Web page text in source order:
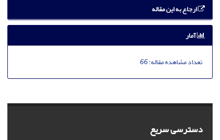
ارجاع به این مقاله
آمار
تعداد مشاهده مقاله:66
دسترسی سریع